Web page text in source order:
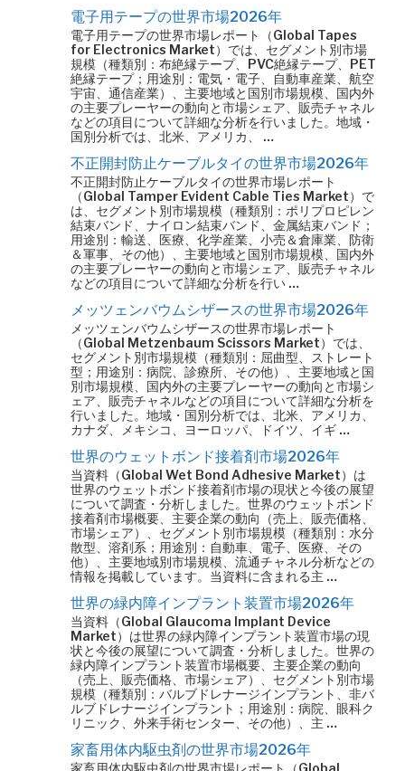
電子用テープの世界市場2026年
電子用テープの世界市場レポート（Global Tapes
for Electronics Market）では、セグメント別市場
規模（種類別：布絶縁テープ、PVC絶縁テープ、PET
絶縁テープ；用途別：電気・電子、自動車産業、航空
宇宙、通信産業）、主要地域と国別市場規模、国内外
の主要プレーヤーの動向と市場シェア、販売チャネル
などの項目について詳細な分析を行いました。地域・
国別分析では、北米、アメリカ、 …
不正開封防止ケーブルタイの世界市場2026年
不正開封防止ケーブルタイの世界市場レポート
（Global Tamper Evident Cable Ties Market）で
は、セグメント別市場規模（種類別：ポリプロピレン
結束バンド、ナイロン結束バンド、金属結束バンド；
用途別：輸送、医療、化学産業、小売＆倉庫業、防衛
＆軍事、その他）、主要地域と国別市場規模、国内外
の主要プレーヤーの動向と市場シェア、販売チャネル
などの項目について詳細な分析を行い …
メッツェンバウムシザースの世界市場2026年
メッツェンバウムシザースの世界市場レポート
（Global Metzenbaum Scissors Market）では、
セグメント別市場規模（種類別：屈曲型、ストレート
型；用途別：病院、診療所、その他）、主要地域と国
別市場規模、国内外の主要プレーヤーの動向と市場シ
ェア、販売チャネルなどの項目について詳細な分析を
行いました。地域・国別分析では、北米、アメリカ、
カナダ、メキシコ、ヨーロッパ、ドイツ、イギ …
世界のウェットボンド接着剤市場2026年
当資料（Global Wet Bond Adhesive Market）は
世界のウェットボンド接着剤市場の現状と今後の展望
について調査・分析しました。世界のウェットボンド
接着剤市場概要、主要企業の動向（売上、販売価格、
市場シェア）、セグメント別市場規模（種類別：水分
散型、溶剤系；用途別：自動車、電子、医療、その
他）、主要地域別市場規模、流通チャネル分析などの
情報を掲載しています。当資料に含まれる主 …
世界の緑内障インプラント装置市場2026年
当資料（Global Glaucoma Implant Device
Market）は世界の緑内障インプラント装置市場の現
状と今後の展望について調査・分析しました。世界の
緑内障インプラント装置市場概要、主要企業の動向
（売上、販売価格、市場シェア）、セグメント別市場
規模（種類別：バルブドレナージインプラント、非バ
ルブドレナージインプラント；用途別：病院、眼科ク
リニック、外来手術センター、その他）、主 …
家畜用体内駆虫剤の世界市場2026年
家畜用体内駆虫剤の世界市場レポート（Global